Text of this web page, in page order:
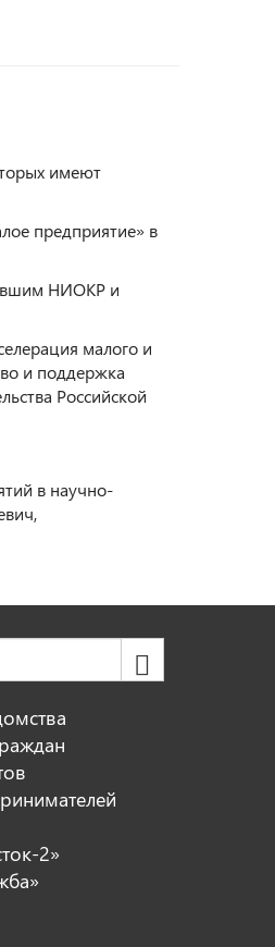
имеют
предприятие» в
НИОКР и
малого и
и поддержка
Российской
в научно-
2»